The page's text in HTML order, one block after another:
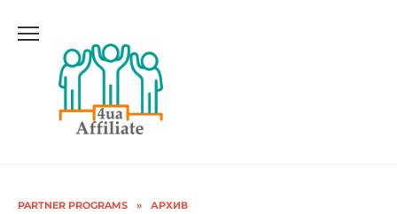
PARTNER PROGRAMS » АРХИВ